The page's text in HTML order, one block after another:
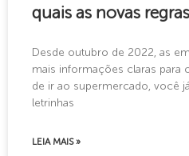
quais as novas
Desde outubro de 2022, as
mais informações claras para
de ir ao supermercado, você
letrinhas
LEIA MAIS »